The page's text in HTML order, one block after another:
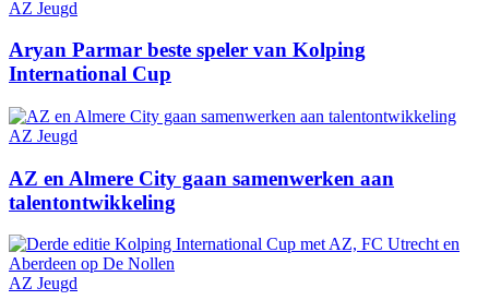
AZ Jeugd
Aryan Parmar beste speler van Kolping
International Cup
AZ Jeugd
AZ en Almere City gaan samenwerken aan
talentontwikkeling
AZ Jeugd